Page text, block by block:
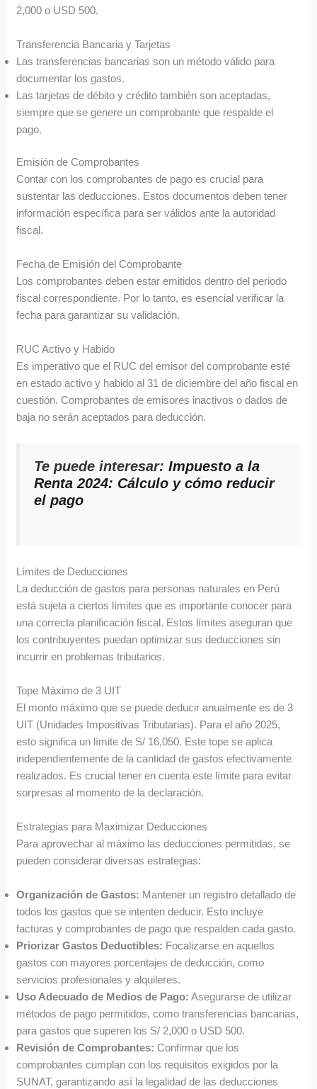
2,000 o USD 500.
Transferencia Bancaria y Tarjetas
Las transferencias bancarias son un método válido para
documentar los gastos.
Las tarjetas de débito y crédito también son aceptadas,
siempre que se genere un comprobante que respalde el
pago.
Emisión de Comprobantes
Contar con los comprobantes de pago es crucial para
sustentar las deducciones. Estos documentos deben tener
información específica para ser válidos ante la autoridad
fiscal.
Fecha de Emisión del Comprobante
Los comprobantes deben estar emitidos dentro del periodo
fiscal correspondiente. Por lo tanto, es esencial verificar la
fecha para garantizar su validación.
RUC Activo y Habido
Es imperativo que el RUC del emisor del comprobante esté
en estado activo y habido al 31 de diciembre del año fiscal en
cuestión. Comprobantes de emisores inactivos o dados de
baja no serán aceptados para deducción.
Te puede interesar: Impuesto a la
Renta 2024: Cálculo y cómo reducir
el pago
Límites de Deducciones
La deducción de gastos para personas naturales en Perú
está sujeta a ciertos límites que es importante conocer para
una correcta planificación fiscal. Estos límites aseguran que
los contribuyentes puedan optimizar sus deducciones sin
incurrir en problemas tributarios.
Tope Máximo de 3 UIT
El monto máximo que se puede deducir anualmente es de 3
UIT (Unidades Impositivas Tributarias). Para el año 2025,
esto significa un límite de S/ 16,050. Este tope se aplica
independientemente de la cantidad de gastos efectivamente
realizados. Es crucial tener en cuenta este límite para evitar
sorpresas al momento de la declaración.
Estrategias para Maximizar Deducciones
Para aprovechar al máximo las deducciones permitidas, se
pueden considerar diversas estrategias:
Organización de Gastos: Mantener un registro detallado de
todos los gastos que se intenten deducir. Esto incluye
facturas y comprobantes de pago que respalden cada gasto.
Priorizar Gastos Deductibles: Focalizarse en aquellos
gastos con mayores porcentajes de deducción, como
servicios profesionales y alquileres.
Uso Adecuado de Medios de Pago: Asegurarse de utilizar
métodos de pago permitidos, como transferencias bancarias,
para gastos que superen los S/ 2,000 o USD 500.
Revisión de Comprobantes: Confirmar que los
comprobantes cumplan con los requisitos exigidos por la
SUNAT, garantizando así la legalidad de las deducciones